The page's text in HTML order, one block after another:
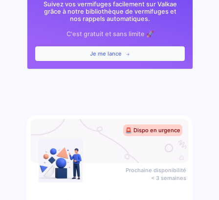
Suivez vos vermifuges facilement sur Valkae
grâce à notre bibliothèque de vermifuges et
nos rappels automatiques.
C'est gratuit et sans limite 🚀
Je me lance
🚨 Dispo en urgence
Prochaine disponibilité
< 3 semaines